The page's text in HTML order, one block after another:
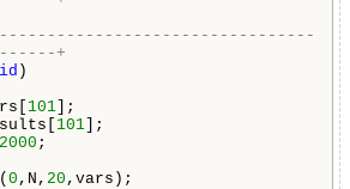
|
+
)
101 ];
101 ];
2000 ;
0 ,N, 20 ,vars);